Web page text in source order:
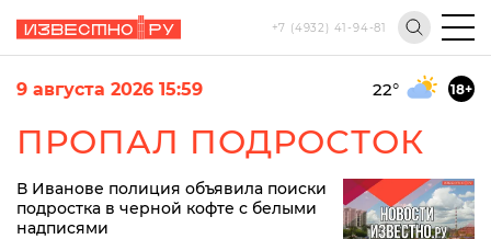
+7 (4932) 41-94-81
9 августа 2026 15:59 22° 18+
ПРОПАЛ ПОДРОСТОК
В Иванове полиция объявила поиски
подростка в черной кофте с белыми
надписями